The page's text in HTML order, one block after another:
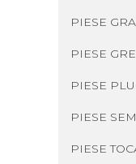
PIESE
PIESE
PIESE
PIESE
PIESE